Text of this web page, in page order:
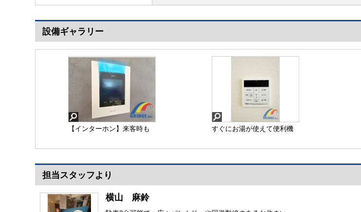
設備ギャラリー
【インターホン】
【インターホン】来客時も
付きインターホン
すぐにお湯が使えて便利機
担当スタッフより
横山 麻鈴